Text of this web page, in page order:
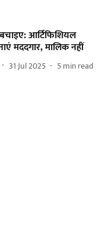
आर्टिफिशियल
मददगार, मालिक नहीं
31 Jul 2025 5min read